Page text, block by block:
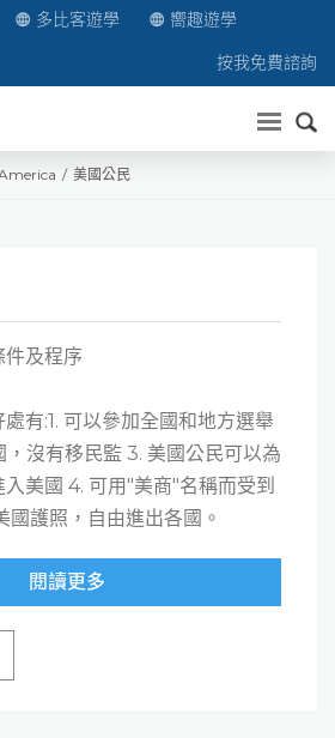
多比客遊學
嚮趣遊學
按我免費諮詢
送出
美國公民
件及程序
有:1. 可以參加全國和地方選舉
，沒有移民監 3. 美國公民可以為
美國 4. 可用"美商"名稱而受到
國護照，自由進出各國。
閱讀更多